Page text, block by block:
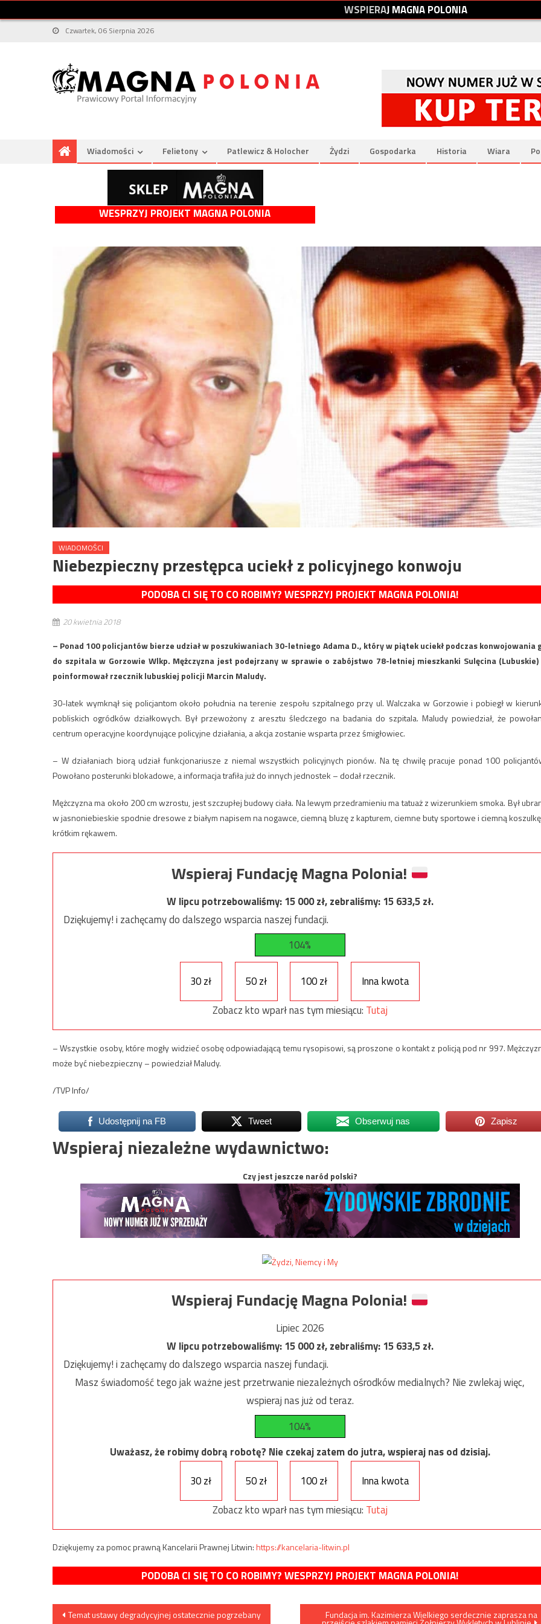
WSPIERAJMAGNAPOLONIA
Czwartek, 06 Sierpnia 2026
Wiadomości Felietony Patlewicz & Holocher Żydzi Gospodarka Historia Wiara
WESPRZYJ PROJEKT MAGNA POLONIA
WIADOMOŚCI
Niebezpieczny przestępca uciekł z policyjnego konwoju
PODOBA CI SIĘ TO CO ROBIMY? WESPRZYJ PROJEKT MAGNA POLONIA!
20 kwietnia 2018
– Ponad 100 policjantów bierze udział w poszukiwaniach 30-letniego Adama D., który w piątek uciekł podczas konwojowania
do szpitala w Gorzowie Wlkp. Mężczyzna jest podejrzany w sprawie o zabójstwo 78-letniej mieszkanki Sulęcina
poinformował rzecznik lubuskiej policji Marcin Maludy.
30-latek wymknął się policjantom około południa na terenie zespołu szpitalnego przy ul. Walczaka w Gorzowie i pobiegł w
pobliskich ogródków działkowych. Był przewożony z aresztu śledczego na badania do szpitala. Maludy powiedział, że
centrum operacyjne koordynujące policyjne działania, a akcja zostanie wsparta przez śmigłowiec.
– W działaniach biorą udział funkcjonariusze z niemal wszystkich policyjnych pionów. Na tę chwilę pracuje ponad 100
Powołano posterunki blokadowe, a informacja trafiła już do innych jednostek – dodał rzecznik.
Mężczyzna ma około 200 cm wzrostu, jest szczupłej budowy ciała. Na lewym przedramieniu ma tatuaż z wizerunkiem smoka. Był
w jasnoniebieskie spodnie dresowe z białym napisem na nogawce, ciemną bluzę z kapturem, ciemne buty sportowe i ciemną
krótkim rękawem.
Wspieraj Fundację Magna Polonia!
W lipcu potrzebowaliśmy:15 000zł, zebraliśmy:15 633,5zł.
Dziękujemy! i zachęcamy do dalszego wsparcia naszej fundacji.
104%
30 zł 50 zł 100 zł
Inna kwota
Zobacz kto wparł nas tym miesiącu: Tutaj
– Wszystkie osoby, które mogły widzieć osobę odpowiadającą temu rysopisowi, są proszone o kontakt z policją pod nr 997.
może być niebezpieczny – powiedział Maludy.
/TVP Info/
Udostępnij na FB Tweet Obserwuj nas Zapisz
Wspieraj niezależne wydawnictwo:
Czy jest jeszcze naród polski?
Wspieraj Fundację Magna Polonia!
Lipiec 2026
W lipcu potrzebowaliśmy:15 000zł, zebraliśmy:15 633,5zł.
Dziękujemy! i zachęcamy do dalszego wsparcia naszej fundacji.
Masz świadomość tego jak ważne jest przetrwanie niezależnych ośrodków medialnych? Nie zwlekaj więc,
wspieraj nas już od teraz.
104%
Uważasz, że robimy dobrą robotę? Nie czekaj zatem do jutra, wspieraj nas od dzisiaj.
30 zł
50 zł 100 zł
Inna kwota
Zobacz kto wparł nas tym miesiącu: Tutaj
Dziękujemy za pomoc prawną Kancelarii Prawnej Litwin:https://kancelaria-litwin.pl
PODOBA CI SIĘ TO CO ROBIMY? WESPRZYJ PROJEKT MAGNA POLONIA!
Nawigacja
Temat ustawy degradycyjnej ostatecznie pogrzebany Fundacja im. Kazimierza Wielkiego serdecznie zaprasza na